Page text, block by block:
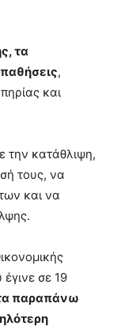
τα
,
και
την κατάθλιψη,
τους, να
και να
σε 19
παραπάνω